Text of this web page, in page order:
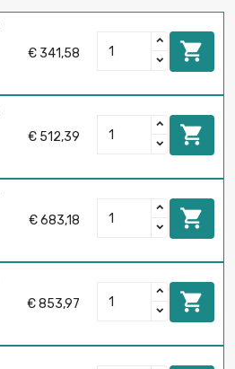
€ 341,58 
€ 512,39 
€ 683,18 
€ 853,97 